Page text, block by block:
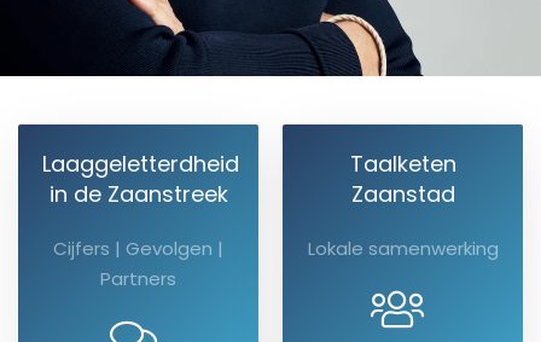
Laaggeletterdheid
in de Zaanstreek
Cijfers | Gevolgen |
Partners
Taalketen
Zaanstad
Lokale samenwerking